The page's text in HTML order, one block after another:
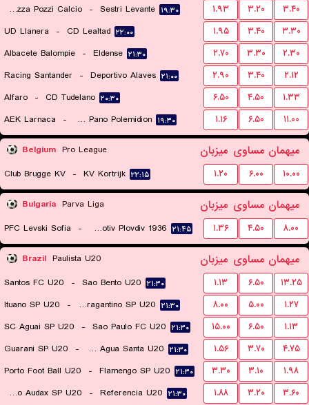
ASD Seravezza Pozzi Calcio
- Sestri Levante ۱۹:۳۰ ۱.۹۳ ۳.۲۰
۳.۴۰
UD Llanera - CD Lealtad ۲۲:۰۰ ۱.۹۵ ۳.۴۰
۳.۳۰
Albacete Balompie - Eldense ۲۱:۳۰ ۲.۷۰ ۳.۳۰
۲.۳۰
Racing Santander - Deportivo Alaves ۲۱:۰۰ ۲.۹۰ ۳.۴۰
۲.۱۲
Alfaro - CD Tudelano ۲۰:۳۰ ۶.۵۰ ۴.۵۰
۱.۳۳
AEK Larnaca - Karmiotissa Pano Polemidion ۱۹:۳۰ ۱.۱۶ ۶.۵۰ ۱۱.۰۰
Belgium Pro League میزبان مساوی میهمان
Club Brugge KV - KV Kortrijk ۲۲:۱۵ ۱.۲۰ ۶.۰۰ ۱۰.۰۰
Bulgaria Parva Liga میزبان مساوی میهمان
PFC Levski Sofia - PFC Lokomotiv Plovdiv 1936 ۲۱:۴۵ ۱.۳۶ ۴.۵۰ ۸.۰۰
Brazil Paulista U20 میزبان مساوی میهمان
Santos FC U20 - Sao Bento U20 ۲۱:۳۰ ۱.۱۳ ۶.۵۰
۱۳.۲۵
Ituano SP U20 - Red Bull Bragantino SP U20 ۲۱:۳۰ ۸.۰۰ ۵.۰۰
۱.۲۷
SC Aguai SP U20 - Sao Paulo FC U20 ۲۱:۳۰ ۱۵.۰۰ ۶.۵۰
۱.۱۳
Guarani SP U20 - EC Agua Santa U20 ۲۱:۳۰ ۱.۵۶ ۳.۷۰
۴.۷۵
Porto Foot Ball U20 - Flamengo SP U20 ۲۱:۳۰ ۳.۳۰ ۳.۱۰
۱.۹۸
Gremio Osasco Audax SP U20
- Referencia U20 ۲۱:۳۰ ۱.۸۸ ۳.۲۰
۳.۶۰